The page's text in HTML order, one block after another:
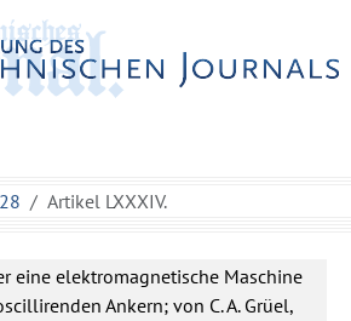
Artikel LXXXIV.
eine elektromagnetische Maschine
Ankern; von C. A. Grüel,